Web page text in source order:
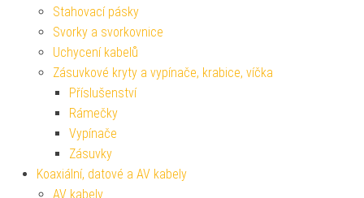
Stahovací pásky
Svorky a svorkovnice
Uchycení kabelů
Zásuvkové kryty a vypínače, krabice, víčka
Příslušenství
Rámečky
Vypínače
Zásuvky
Koaxiální, datové a AV kabely
AV kabely